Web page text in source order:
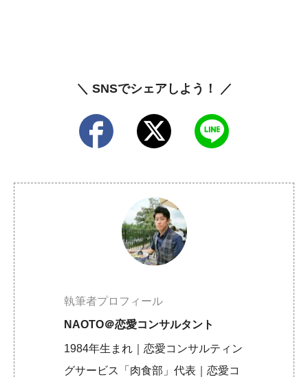
＼ SNSでシェアしよう！ ／
執筆者プロフィール
NAOTO＠恋愛コンサルタント
1984年生まれ｜恋愛コンサルティン
グサービス「肉食部」代表｜恋愛コ